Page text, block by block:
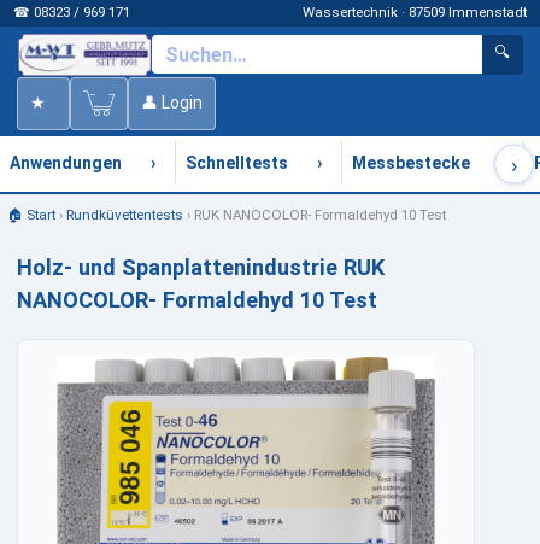
☎ 08323 / 969 171 Wassertechnik · 87509 Immenstadt
🔍
★ 👤 Login
Anwendungen › Schnelltests › Messbestecke ›
🏠 Start› Rundküvettentests › RUK NANOCOLOR- Formaldehyd 10 Test
Holz- und Spanplattenindustrie RUK
NANOCOLOR- Formaldehyd 10 Test